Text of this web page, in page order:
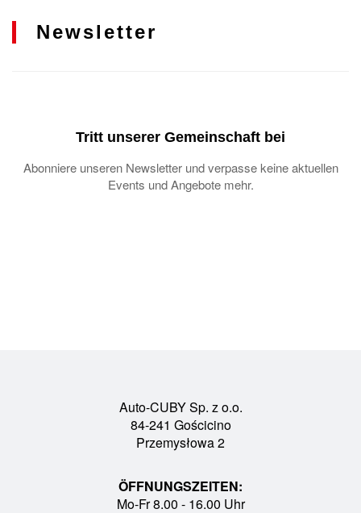
Newsletter
Tritt unserer Gemeinschaft bei
Abonniere unseren Newsletter und verpasse keine aktuellen
Events und Angebote mehr.
Auto-CUBY Sp. z o.o.
84-241 Gościcino
Przemysłowa 2
ÖFFNUNGSZEITEN:
Mo-Fr 8.00 - 16.00 Uhr